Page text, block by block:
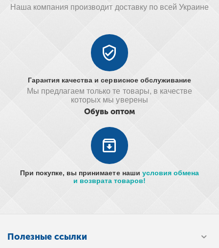
Наша компания производит доставку по всей Украине
Гарантия качества и сервисное обслуживание
Мы предлагаем только те товары, в качестве
которых мы уверены
Обувь оптом
При покупке, вы принимаете наши условия обмена
и возврата товаров!
Полезные ссылки